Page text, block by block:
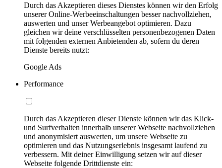
Durch das Akzeptieren dieses Dienstes können wir den Erfolg
unserer Online-Werbeeinschaltungen besser nachvollziehen,
auswerten und unser Werbeangebot optimieren. Dazu
gleichen wir deine verschlüsselten personenbezogenen Daten
mit folgenden externen Anbietenden ab, sofern du deren
Dienste bereits nutzt:
Google Ads
Performance
Durch das Akzeptieren dieser Dienste können wir das Klick-
und Surfverhalten innerhalb unserer Webseite nachvollziehen
und anonymisiert auswerten, um unsere Webseite zu
optimieren und das Nutzungserlebnis insgesamt laufend zu
verbessern. Mit deiner Einwilligung setzen wir auf dieser
Webseite folgende Drittdienste ein: